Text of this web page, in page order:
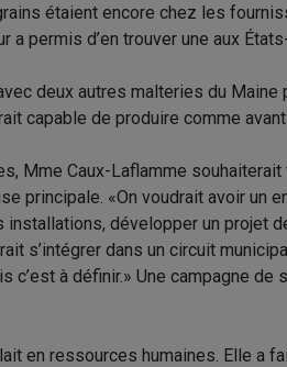
étaient encore chez les
a permis d’en trouver une aux
deux autres malteries du Maine
capable de produire comme
Mme Caux-Laflamme
principale. «On voudrait avoir un
développer un projet
s’intégrer dans un circuit
c’est à définir.» Une campagne
en ressources humaines. Elle a